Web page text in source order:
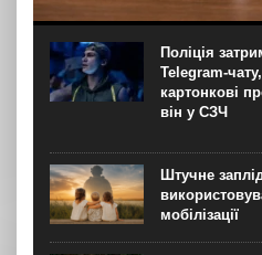
Господарський суд
з ТОВ “Домпромбуд” на
оборони “Агенція оборонних
невчасно поставлені дрони.
суду...
Поліція
Telegram-
картонкові
він у СЗЧ
Штучне
мобілізації